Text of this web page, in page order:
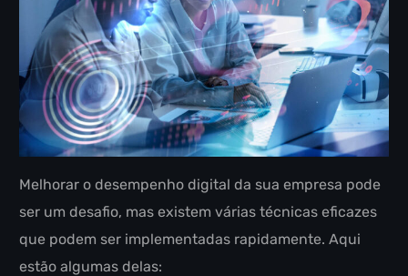
Melhorar o desempenho digital da sua empresa pode
ser um desafio, mas existem várias técnicas eficazes
que podem ser implementadas rapidamente. Aqui
estão algumas delas: